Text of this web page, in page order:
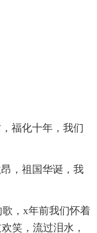
福化十年，我们
，祖国华诞，我
歌，x年前我们怀着
笑，流过泪水，